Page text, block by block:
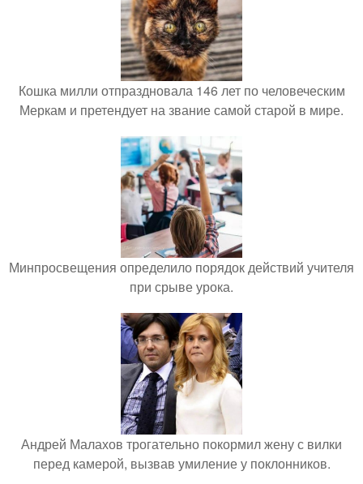
Кошка милли отпраздновала 146 лет по человеческим
Меркам и претендует на звание самой старой в мире.
Минпросвещения определило порядок действий учителя
при срыве урока.
Андрей Малахов трогательно покормил жену с вилки
перед камерой, вызвав умиление у поклонников.